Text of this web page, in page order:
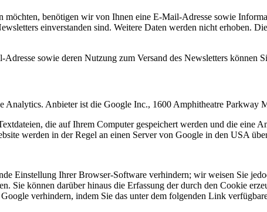
möchten, benötigen wir von Ihnen eine E-Mail-Adresse sowie
einverstanden sind. Weitere Daten werden nicht erhoben.
sowie deren Nutzung zum Versand des Newsletters können
Analytics. Anbieter ist die Google Inc., 1600 Amphitheatre
die auf Ihrem Computer gespeichert werden und die eine
werden in der Regel an einen Server von Google in den USA
Einstellung Ihrer Browser-Software verhindern; wir weisen Sie
Sie können darüber hinaus die Erfassung der durch den Cookie
verhindern, indem Sie das unter dem folgenden Link